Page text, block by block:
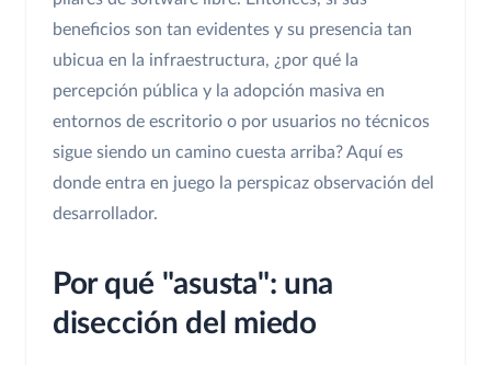
beneficios son tan evidentes y su presencia tan
ubicua en la infraestructura, ¿por qué la
percepción pública y la adopción masiva en
entornos de escritorio o por usuarios no técnicos
sigue siendo un camino cuesta arriba? Aquí es
donde entra en juego la perspicaz observación del
desarrollador.
Por qué "asusta": una
disección del miedo